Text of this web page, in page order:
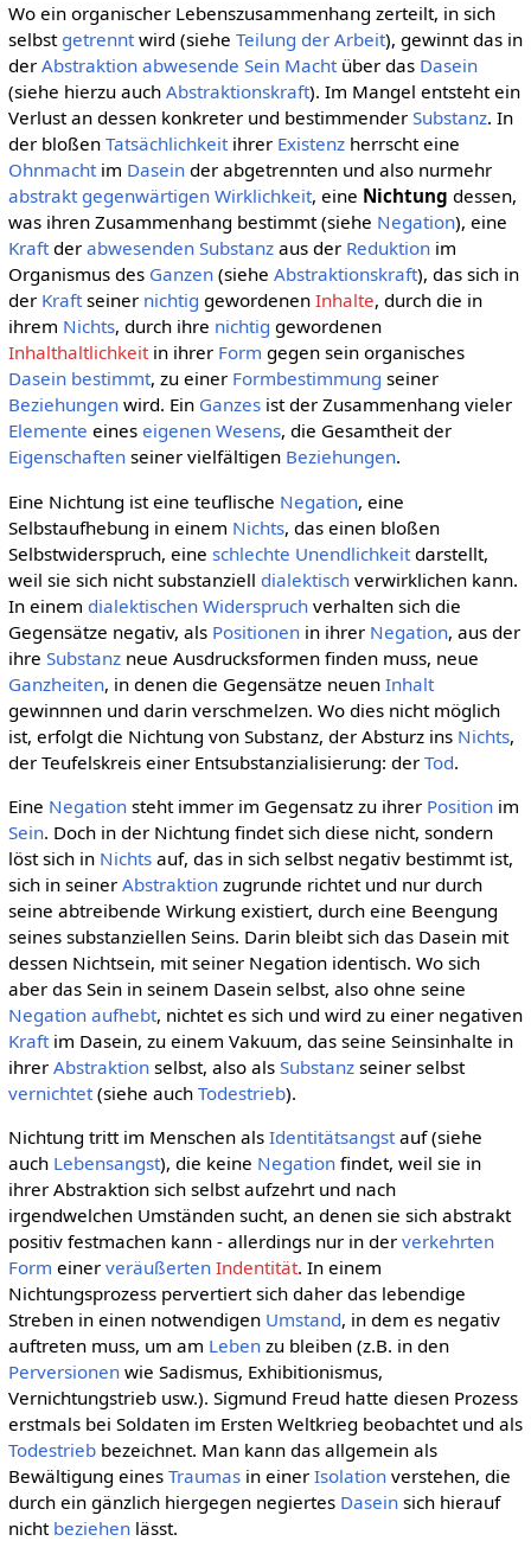
Wo ein organischer Lebenszusammenhang zerteilt, in sich
selbst getrenntwird (siehe Teilung der Arbeit), gewinnt das in
der Abstraktion abwesende Sein Machtüber das Dasein
(siehe hierzu auch Abstraktionskraft). Im Mangel entsteht ein
Verlust an dessen konkreter und bestimmender Substanz. In
der bloßen Tatsächlichkeitihrer Existenzherrscht eine
Ohnmachtim Daseinder abgetrennten und also nurmehr
abstrakt gegenwärtigen Wirklichkeit, eine Nichtung dessen,
was ihren Zusammenhang bestimmt (siehe Negation), eine
Kraftder abwesenden Substanzaus der Reduktionim
Organismus des Ganzen(siehe Abstraktionskraft), das sich in
der Kraftseiner nichtig gewordenen Inhalte, durch die in
ihrem Nichts, durch ihre nichtig gewordenen
Inhalthaltlichkeitin ihrer Form gegen sein organisches
Dasein bestimmt, zu einer Formbestimmung seiner
Beziehungenwird. Ein Ganzesist der Zusammenhang vieler
Elemente eines eigenen Wesens, die Gesamtheit der
Eigenschaftenseiner vielfältigen Beziehungen.
Eine Nichtung ist eine teuflische Negation, eine
Selbstaufhebung in einem Nichts, das einen bloßen
Selbstwiderspruch, eine schlechte Unendlichkeitdarstellt,
weil sie sich nicht substanziell dialektischverwirklichen kann.
In einem dialektischen Widerspruchverhalten sich die
Gegensätze negativ, als Positionenin ihrer Negation, aus der
ihre Substanzneue Ausdrucksformen finden muss, neue
Ganzheiten, in denen die Gegensätze neuen Inhalt
gewinnnen und darin verschmelzen. Wo dies nicht möglich
ist, erfolgt die Nichtung von Substanz, der Absturz ins Nichts,
der Teufelskreis einer Entsubstanzialisierung: der Tod.
Eine Negationsteht immer im Gegensatz zu ihrer Positionim
Sein. Doch in der Nichtung findet sich diese nicht, sondern
löst sich in Nichtsauf, das in sich selbst negativ bestimmt ist,
sich in seiner Abstraktionzugrunde richtet und nur durch
seine abtreibende Wirkung existiert, durch eine Beengung
seines substanziellen Seins. Darin bleibt sich das Dasein mit
dessen Nichtsein, mit seiner Negation identisch. Wo sich
aber das Sein in seinem Dasein selbst, also ohne seine
Negation aufhebt, nichtet es sich und wird zu einer negativen
Kraftim Dasein, zu einem Vakuum, das seine Seinsinhalte in
ihrer Abstraktionselbst, also als Substanzseiner selbst
vernichtet(siehe auch Todestrieb).
Nichtung tritt im Menschen als Identitätsangstauf (siehe
auch Lebensangst), die keine Negationfindet, weil sie in
ihrer Abstraktion sich selbst aufzehrt und nach
irgendwelchen Umständen sucht, an denen sie sich abstrakt
positiv festmachen kann - allerdings nur in der verkehrten
Form einer veräußerten Indentität. In einem
Nichtungsprozess pervertiert sich daher das lebendige
Streben in einen notwendigen Umstand, in dem es negativ
auftreten muss, um am Lebenzu bleiben (z.B. in den
Perversionenwie Sadismus, Exhibitionismus,
Vernichtungstrieb usw.). Sigmund Freud hatte diesen Prozess
erstmals bei Soldaten im Ersten Weltkrieg beobachtet und als
Todestriebbezeichnet. Man kann das allgemein als
Bewältigung eines Traumasin einer Isolationverstehen, die
durch ein gänzlich hiergegen negiertes Daseinsich hierauf
nicht beziehenlässt.